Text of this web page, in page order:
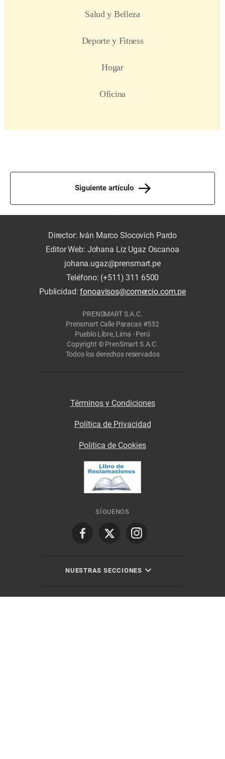
Siguiente artículo
Director: Iván Marco Slocovich Pardo
Editor Web: Johana Liz Ugaz Oscanoa
johana.ugaz@prensmart.pe
Teléfono: (+511) 311 6500
Publicidad:fonoavisos@comercio.com.pe
PRENSMART S.A.C.
Prensmart Calle Paracas #532
Pueblo Libre, Lima - Perú
Copyright © PrenSmart S.A.C.
Todos los derechos reservados
Términos y Condiciones
Política de Privacidad
Politica de Cookies
SÍGUENOS
NUESTRAS SECCIONES